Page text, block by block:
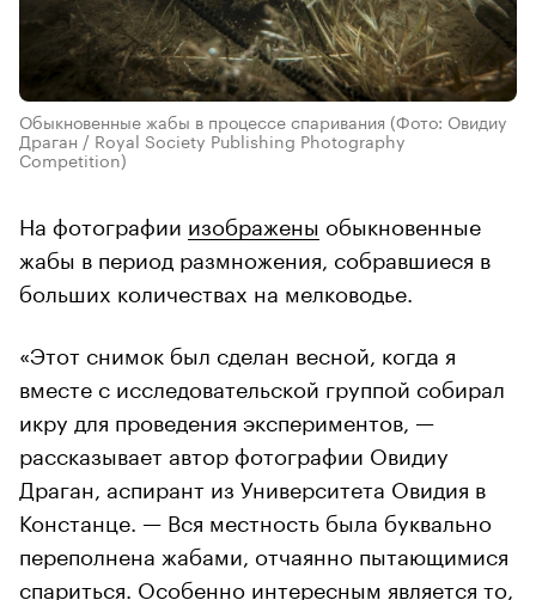
Обыкновенные жабы в процессе спаривания (Фото: Овидиу
Драган / Royal Society Publishing Photography
Competition)
На фотографии изображены обыкновенные
жабы в период размножения, собравшиеся в
больших количествах на мелководье.
«Этот снимок был сделан весной, когда я
вместе с исследовательской группой собирал
икру для проведения экспериментов, —
рассказывает автор фотографии Овидиу
Драган, аспирант из Университета Овидия в
Констанце. — Вся местность была буквально
переполнена жабами, отчаянно пытающимися
спариться. Особенно интересным является то,